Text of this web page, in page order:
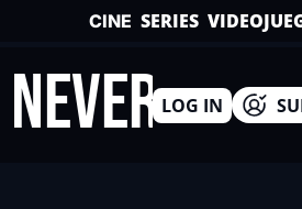
CINE SERIES
LOG IN